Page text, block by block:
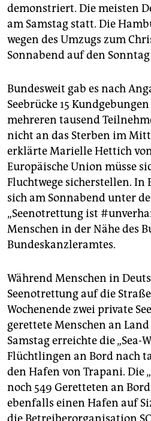
genossenschaft
epaper login
demonstriert. Die meisten
am Samstag statt. Die
wegen des Umzugs zum
Sonnabend auf den
Bundesweit gab es nach
Seebrücke 15
mehreren tausend
nicht an das Sterben im
erklärte Marielle Hettich von
Europäische Union müsse
Fluchtwege sicherstellen.
sich am Sonnabend unter
„Seenotrettung ist
Menschen in der Nähe des
Bundeskanzleramtes.
Während Menschen in
Seenotrettung auf die
Wochenende zwei private
gerettete Menschen an
Samstag erreichte die „Sea-
Flüchtlingen an Bord nach
den Hafen von Trapani. Die
noch 549 Geretteten an
ebenfalls einen Hafen auf